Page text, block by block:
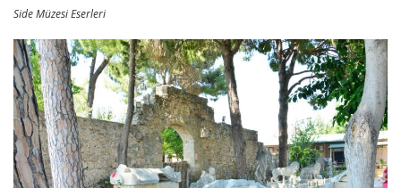
Side Müzesi Eserleri